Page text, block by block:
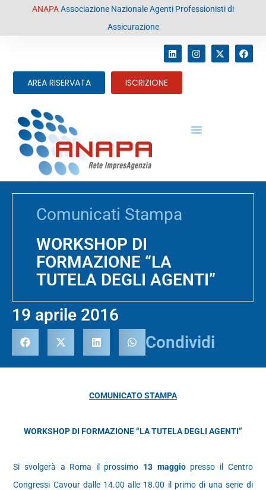
contenutoANAPAAssociazione Nazionale Agenti Professionisti di
Assicurazione
AREA RISERVATA ISCRIZIONE
Comunicati Stampa
WORKSHOP DI
FORMAZIONE “LA
TUTELA DEGLI AGENTI”
19 aprile 2016
Condividi
COMUNICATO STAMPA
WORKSHOP DI FORMAZIONE “LA TUTELA DEGLI AGENTI”
Si svolgerà a Roma il prossimo 13 maggiopresso il Centro
Congressi Cavour dalle 14.00 alle 18.00 il primo di una serie di